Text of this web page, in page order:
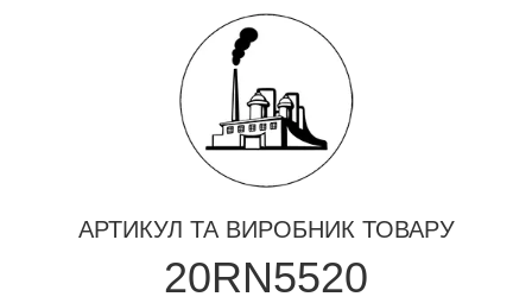
АРТИКУЛ ТА ВИРОБНИК ТОВАРУ
20RN5520